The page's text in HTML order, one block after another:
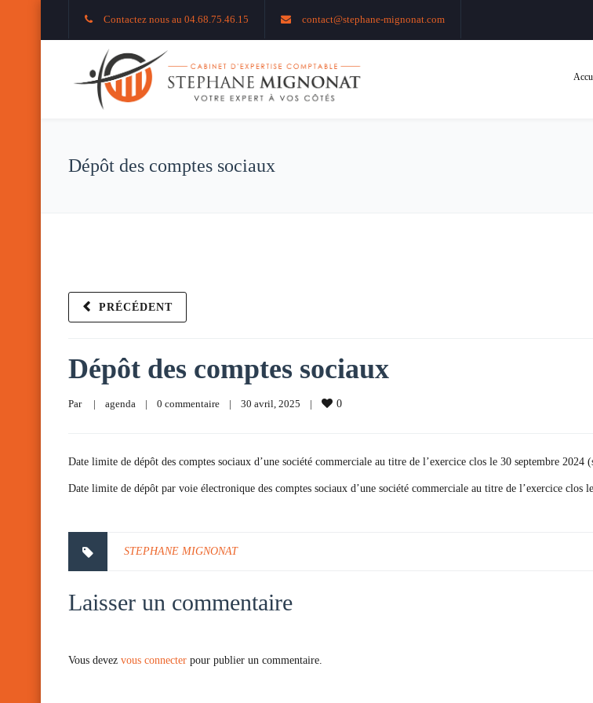
Contactez nous au 04.68.75.46.15 contact@stephane-mignonat.com
Dépôt des comptes sociaux
PRÉCÉDENT
Dépôt des comptes sociaux
Par | agenda | 0 commentaire | 30 avril, 2025 | 0
Date limite de dépôt des comptes sociaux d’une société commerciale au titre de l’exercice clos le 30 septembre
Date limite de dépôt par voie électronique des comptes sociaux d’une société commerciale au titre de l’exercice clos
STEPHANE MIGNONAT
Laisser un commentaire
Vous devez vous connecter pour publier un commentaire.